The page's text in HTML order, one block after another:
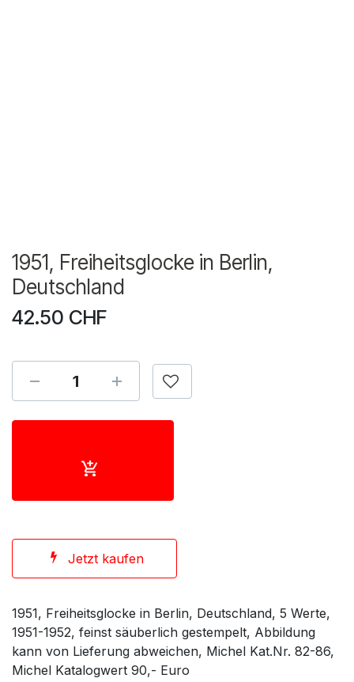
1951, Freiheitsglocke in Berlin,
Deutschland
42.50 CHF
Jetzt kaufen
1951, Freiheitsglocke in Berlin, Deutschland, 5 Werte,
1951-1952, feinst säuberlich gestempelt, Abbildung
kann von Lieferung abweichen, Michel Kat.Nr. 82-86,
Michel Katalogwert 90,- Euro